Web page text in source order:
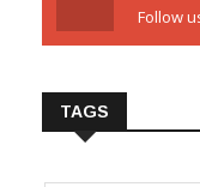
Follow
TAGS